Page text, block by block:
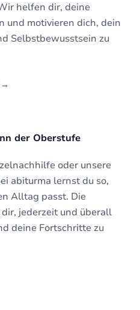
helfen dir, deine
und motivieren dich, dein
Selbstbewusstsein zu
→
der Oberstufe
oder unsere
abiturma lernst du so,
Alltag passt. Die
jederzeit und überall
deine Fortschritte zu